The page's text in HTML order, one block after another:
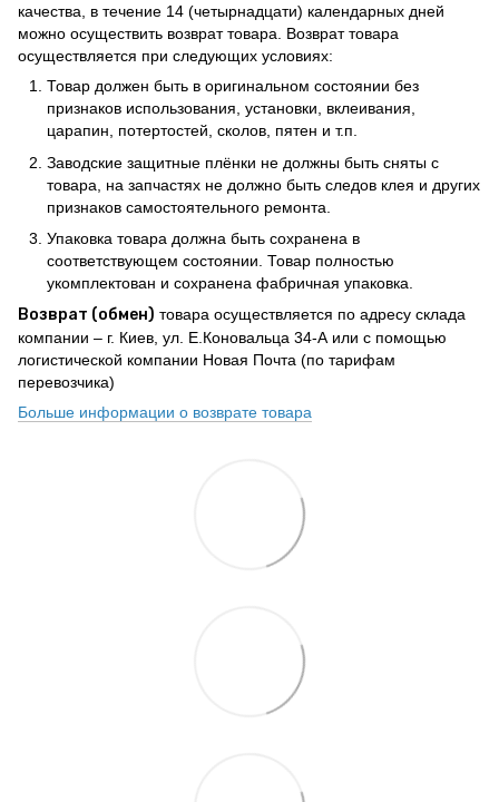
качества, в течение 14 (четырнадцати) календарных дней
можно осуществить возврат товара. Возврат товара
осуществляется при следующих условиях:
Товар должен быть в оригинальном состоянии без
признаков использования, установки, вклеивания,
царапин, потертостей, сколов, пятен и т.п.
Заводские защитные плёнки не должны быть сняты с
товара, на запчастях не должно быть следов клея и других
признаков самостоятельного ремонта.
Упаковка товара должна быть сохранена в
соответствующем состоянии. Товар полностью
укомплектован и сохранена фабричная упаковка.
Возврат (обмен) товара осуществляется по адресу склада
компании – г. Киев, ул. Е.Коновальца 34-А или с помощью
логистической компании Новая Почта (по тарифам
перевозчика)
Больше информации о возврате товара